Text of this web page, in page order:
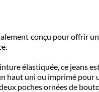
conçu pour offrir un
élastiquée, ce jeans est
uni ou imprimé pour un
poches ornées de